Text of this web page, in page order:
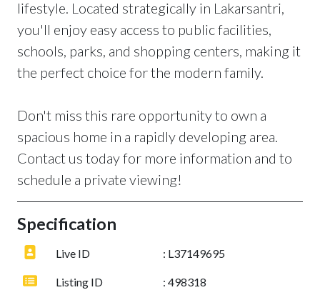
lifestyle. Located strategically in Lakarsantri,
you'll enjoy easy access to public facilities,
schools, parks, and shopping centers, making it
the perfect choice for the modern family.
Don't miss this rare opportunity to own a
spacious home in a rapidly developing area.
Contact us today for more information and to
schedule a private viewing!
Specification
Live ID : L37149695
Listing ID : 498318